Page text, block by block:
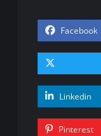
Facebook
Linkedin
Pinterest